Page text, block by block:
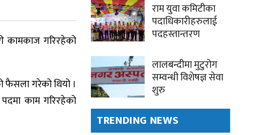
कामकाज गरिरहेको
फैसला गरेको थियो ।
काम गरिरहेको
राम युवा कमिटीका
पदाधिकारीहरुलाई
पदहस्तान्तरण
लालबन्दीमा मुटुरोग
सम्वन्धी विशेषज्ञ सेवा
शुरु
TRENDING NEWS